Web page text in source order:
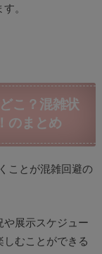
。
こ？混雑状
のまとめ
ことが混雑回避の
や展示スケジュー
むことができる